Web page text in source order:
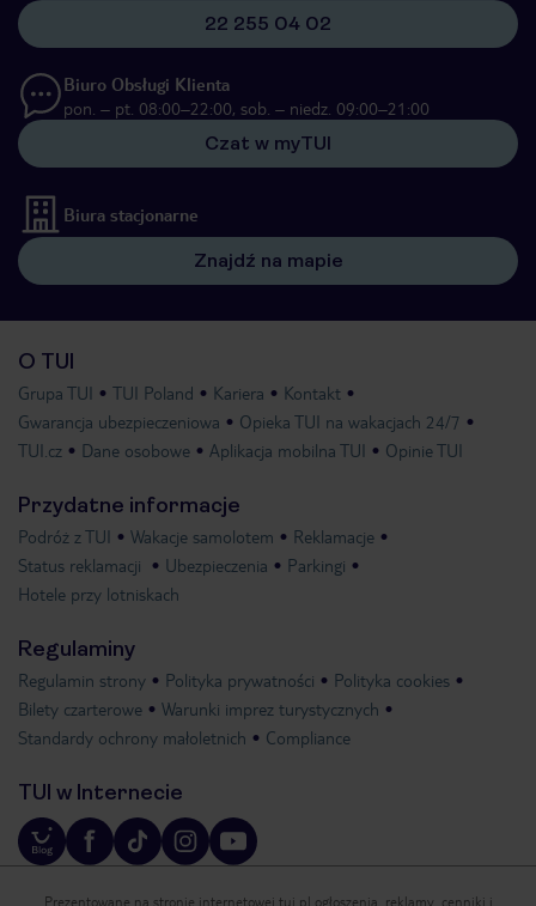
22 255 04 02
Biuro Obsługi Klienta
pon. – pt. 08:00–22:00, sob. – niedz. 09:00–21:00
Czat w myTUI
Biura stacjonarne
Znajdź na mapie
O TUI
Grupa TUI TUI Poland Kariera
Kontakt
Gwarancja ubezpieczeniowa
Opieka TUI na wakacjach 24/7
TUI.cz
Dane osobowe Aplikacja mobilna TUI Opinie TUI
Przydatne informacje
Podróż z TUI Wakacje samolotem
Reklamacje
Status reklamacji
Ubezpieczenia
Parkingi
Hotele przy lotniskach
Regulaminy
Regulamin strony Polityka prywatności
Polityka cookies
Bilety czarterowe
Warunki imprez turystycznych
Standardy ochrony małoletnich
Compliance
TUI w Internecie
Prezentowane na stronie internetowej tui.pl ogłoszenia, reklamy, cenniki i